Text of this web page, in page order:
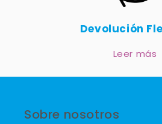
Devolución
Leer más
Sobre nosotros